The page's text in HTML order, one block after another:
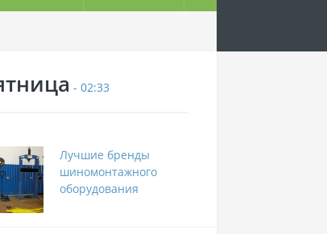
- 02:33
Лучшие бренды
шиномонтажного
оборудования